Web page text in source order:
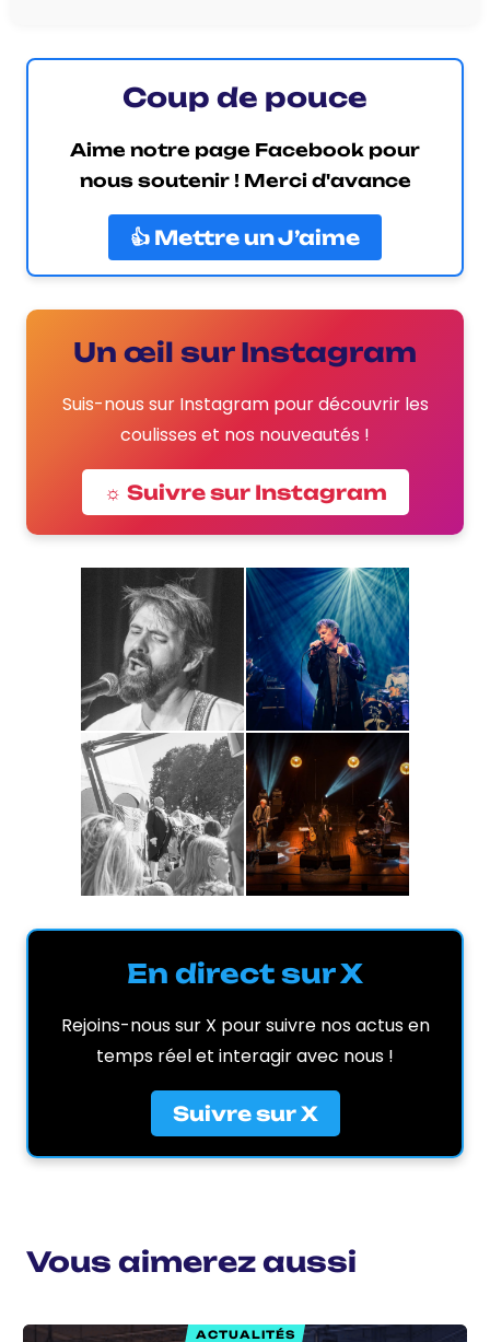
Coup de pouce
Aime notre page Facebook pour
nous soutenir ! Merci d'avance
👍 Mettre un J’aime
Un œil sur Instagram
Suis-nous sur Instagram pour découvrir les
coulisses et nos nouveautés !
☼ Suivre sur Instagram
En direct sur X
Rejoins-nous sur X pour suivre nos actus en
temps réel et interagir avec nous !
Suivre sur X
Vous aimerez aussi
ACTUALITÉS